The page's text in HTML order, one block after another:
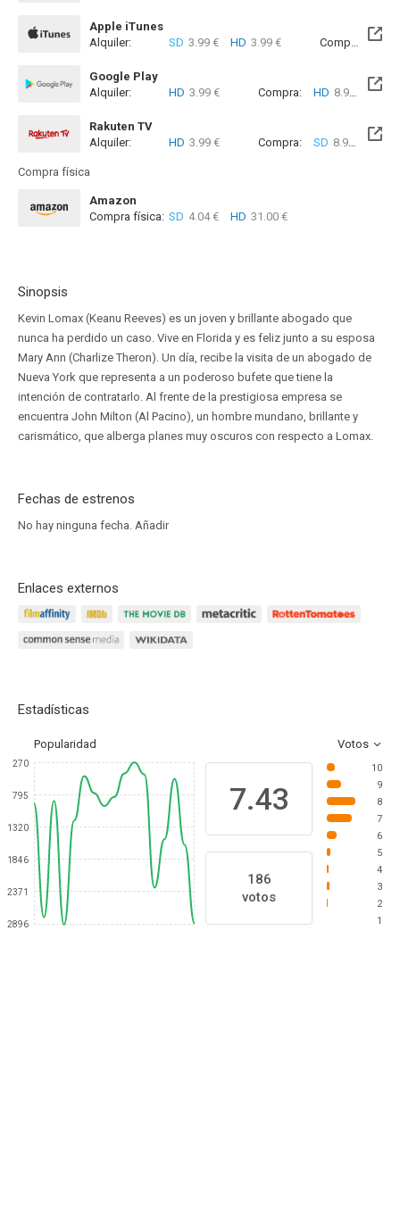
Apple iTunes
Alquiler:
SD 3.99 € HD 3.99 € Compra: SD
Google Play
Alquiler:
HD 3.99 € Compra: HD 8.99 €
Rakuten TV
Alquiler:
HD 3.99 € Compra: SD 8.99 € HD
Compra física
Amazon
Compra física: SD 4.04 € HD 31.00 €
Sinopsis
Kevin Lomax (Keanu Reeves) es un joven y brillante abogado que
nunca ha perdido un caso. Vive en Florida y es feliz junto a su esposa
Mary Ann (Charlize Theron). Un día, recibe la visita de un abogado de
Nueva York que representa a un poderoso bufete que tiene la
intención de contratarlo. Al frente de la prestigiosa empresa se
encuentra John Milton (Al Pacino), un hombre mundano, brillante y
carismático, que alberga planes muy oscuros con respecto a Lomax.
Fechas de estrenos
No hay ninguna fecha. Añadir
Enlaces externos
Estadísticas
Popularidad Votos
270
795
1320
1846
2371
2896
7.43
186
votos
10
9
8
7
6
5
4
3
2
1